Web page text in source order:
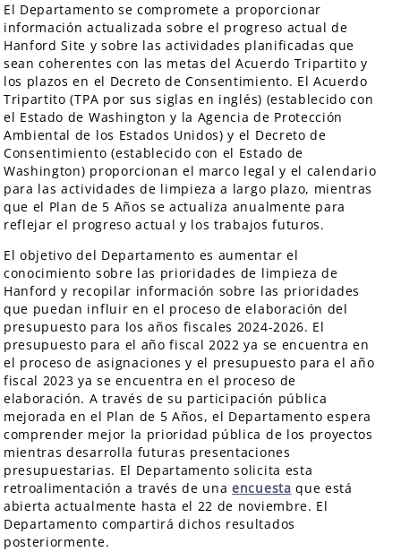
El Departamento se compromete a proporcionar
información actualizada sobre el progreso actual de
Hanford Site y sobre las actividades planificadas que
sean coherentes con las metas del Acuerdo Tripartito y
los plazos en el Decreto de Consentimiento. El Acuerdo
Tripartito (TPA por sus siglas en inglés) (establecido con
el Estado de Washington y la Agencia de Protección
Ambiental de los Estados Unidos) y el Decreto de
Consentimiento (establecido con el Estado de
Washington) proporcionan el marco legal y el calendario
para las actividades de limpieza a largo plazo, mientras
que el Plan de 5 Años se actualiza anualmente para
reflejar el progreso actual y los trabajos futuros.
El objetivo del Departamento es aumentar el
conocimiento sobre las prioridades de limpieza de
Hanford y recopilar información sobre las prioridades
que puedan influir en el proceso de elaboración del
presupuesto para los años fiscales 2024-2026. El
presupuesto para el año fiscal 2022 ya se encuentra en
el proceso de asignaciones y el presupuesto para el año
fiscal 2023 ya se encuentra en el proceso de
elaboración. A través de su participación pública
mejorada en el Plan de 5 Años, el Departamento espera
comprender mejor la prioridad pública de los proyectos
mientras desarrolla futuras presentaciones
presupuestarias. El Departamento solicita esta
retroalimentación a través de unaencuesta que está
abierta actualmente hasta el 22 de noviembre. El
Departamento compartirá dichos resultados
posteriormente.